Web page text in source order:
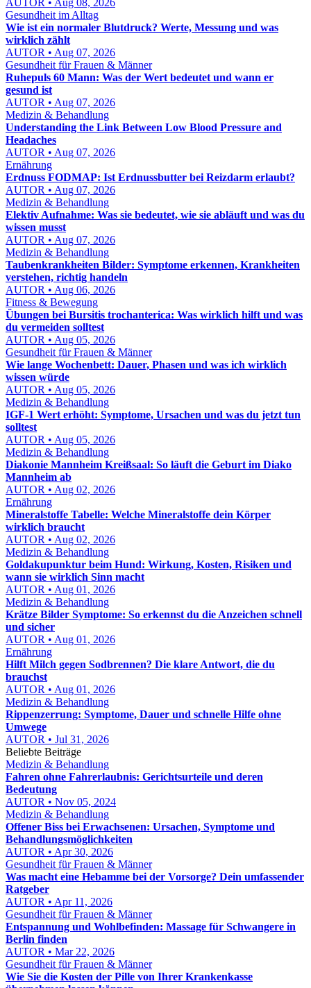
AUTOR • Aug 08, 2026
Gesundheit im Alltag
Wie ist ein normaler Blutdruck? Werte, Messung und was
wirklich zählt
AUTOR • Aug 07, 2026
Gesundheit für Frauen & Männer
Ruhepuls 60 Mann: Was der Wert bedeutet und wann er
gesund ist
AUTOR • Aug 07, 2026
Medizin & Behandlung
Understanding the Link Between Low Blood Pressure and
Headaches
AUTOR • Aug 07, 2026
Ernährung
Erdnuss FODMAP: Ist Erdnussbutter bei Reizdarm erlaubt?
AUTOR • Aug 07, 2026
Medizin & Behandlung
Elektiv Aufnahme: Was sie bedeutet, wie sie abläuft und was du
wissen musst
AUTOR • Aug 07, 2026
Medizin & Behandlung
Taubenkrankheiten Bilder: Symptome erkennen, Krankheiten
verstehen, richtig handeln
AUTOR • Aug 06, 2026
Fitness & Bewegung
Übungen bei Bursitis trochanterica: Was wirklich hilft und was
du vermeiden solltest
AUTOR • Aug 05, 2026
Gesundheit für Frauen & Männer
Wie lange Wochenbett: Dauer, Phasen und was ich wirklich
wissen würde
AUTOR • Aug 05, 2026
Medizin & Behandlung
IGF-1 Wert erhöht: Symptome, Ursachen und was du jetzt tun
solltest
AUTOR • Aug 05, 2026
Medizin & Behandlung
Diakonie Mannheim Kreißsaal: So läuft die Geburt im Diako
Mannheim ab
AUTOR • Aug 02, 2026
Ernährung
Mineralstoffe Tabelle: Welche Mineralstoffe dein Körper
wirklich braucht
AUTOR • Aug 02, 2026
Medizin & Behandlung
Goldakupunktur beim Hund: Wirkung, Kosten, Risiken und
wann sie wirklich Sinn macht
AUTOR • Aug 01, 2026
Medizin & Behandlung
Krätze Bilder Symptome: So erkennst du die Anzeichen schnell
und sicher
AUTOR • Aug 01, 2026
Ernährung
Hilft Milch gegen Sodbrennen? Die klare Antwort, die du
brauchst
AUTOR • Aug 01, 2026
Medizin & Behandlung
Rippenzerrung: Symptome, Dauer und schnelle Hilfe ohne
Umwege
AUTOR • Jul 31, 2026
Beliebte Beiträge
Medizin & Behandlung
Fahren ohne Fahrerlaubnis: Gerichtsurteile und deren
Bedeutung
AUTOR • Nov 05, 2024
Medizin & Behandlung
Offener Biss bei Erwachsenen: Ursachen, Symptome und
Behandlungsmöglichkeiten
AUTOR • Apr 30, 2026
Gesundheit für Frauen & Männer
Was macht eine Hebamme bei der Vorsorge? Dein umfassender
Ratgeber
AUTOR • Apr 11, 2026
Gesundheit für Frauen & Männer
Entspannung und Wohlbefinden: Massage für Schwangere in
Berlin finden
AUTOR • Mar 22, 2026
Gesundheit für Frauen & Männer
Wie Sie die Kosten der Pille von Ihrer Krankenkasse